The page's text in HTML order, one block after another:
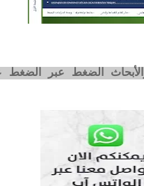
الضغط عبر